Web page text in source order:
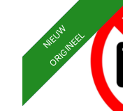
NIEUW
ORIGINEEL